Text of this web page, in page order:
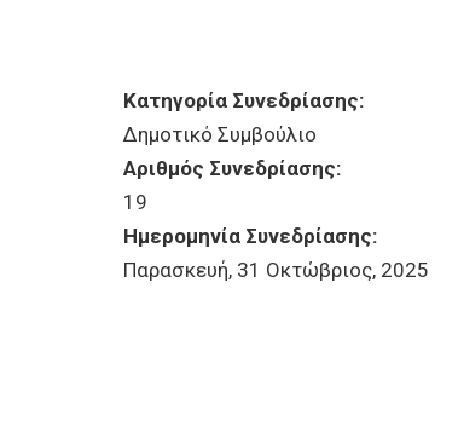
Κατηγορία Συνεδρίασης:
Δημοτικό Συμβούλιο
Αριθμός Συνεδρίασης:
19
Ημερομηνία Συνεδρίασης:
Παρασκευή, 31 Οκτώβριος, 2025